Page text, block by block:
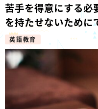
苦手を得意にする必
を持たせないために
英語教育